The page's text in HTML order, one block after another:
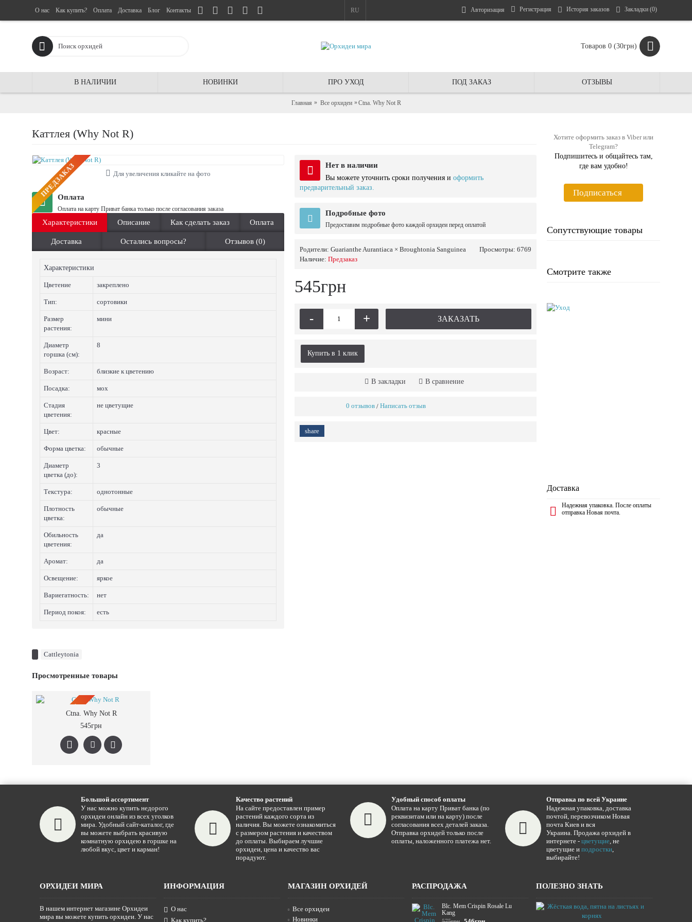
О нас Как купить? Оплата Доставка Блог Контакты RU Авторизация Регистрация История заказов Закладки (0)
Товаров 0 (30грн)
В НАЛИЧИИ НОВИНКИ ПРО УХОД ПОД ЗАКАЗ ОТЗЫВЫ
Главная Все орхидеи Ctna. Why Not R
Хотите оформить заказ в Viber или
Telegram?
Подпишитесь и общайтесь там,
где вам удобно!
Подписаться
Сопутствующие товары
Смотрите также
Доставка
Надежная упаковка. После оплаты
отправка Новая почта.
Каттлея (Why Not R)
ПРЕДЗАКАЗ Для увеличения кликайте на фото
Оплата
Оплата на карту Приват банка только после согласования заказа
Характеристики Описание Как сделать заказ Оплата
Доставка Остались вопросы? Отзывов (0)
Характеристики
Цветение закреплено
Тип: сортовики
Размер
растения:
мини
Диаметр
горшка (см):
8
Возраст: близкие к цветению
Посадка: мох
Стадия
цветения:
не цветущие
Цвет: красные
Форма цветка: обычные
Диаметр
цветка (до):
3
Текстура: однотонные
Плотность
цветка:
обычные
Обильность
цветения:
да
Аромат: да
Освещение: яркое
Вариегатность: нет
Период покоя: есть
Нет в наличии
Вы можете уточнить сроки получения и оформить
предварительный заказ.
Подробные фото
Предоставим подробные фото каждой орхидеи перед оплатой
Просмотры: 6769
Родители: Guarianthe Aurantiaca × Broughtonia Sanguinea
Наличие: Предзаказ
545грн
- + ЗАКАЗАТЬ
Купить в 1 клик
В закладки В сравнение
0 отзывов / Написать отзыв
share
Cattleytonia
Просмотренные товары
ПРЕДЗАКАЗ
Ctna. Why Not R
545грн
Большой ассортимент
У нас можно купить недорого
орхидеи онлайн из всех уголков
мира. Удобный сайт-каталог, где
вы можете выбрать красивую
комнатную орхидею в горшке на
любой вкус, цвет и карман!
Качество растений
На сайте предоставлен пример
растений каждого сорта из
наличия. Вы можете ознакомиться
с размером растения и качеством
до оплаты. Выбираем лучшие
орхидеи, цена и качество вас
порадуют.
Удобный способ оплаты
Оплата на карту Приват банка (по
реквизитам или на карту) после
согласования всех деталей заказа.
Отправка орхидей только после
оплаты, наложенного платежа нет.
Отправка по всей Украине
Надежная упаковка, доставка
почтой, перевозчиком Новая
почта Киев и вся
Украина. Продажа орхидей в
интернете - цветущие, не
цветущие и подростки,
выбирайте!
ОРХИДЕИ МИРА
В нашем интернет магазине Орхидеи
мира вы можете купить орхидеи. У нас
ИНФОРМАЦИЯ
О нас
Как купить?
МАГАЗИН ОРХИДЕЙ
Все орхидеи
Новинки
РАСПРОДАЖА
Blc. Mem Crispin Rosale Lu
Kang
ПОЛЕЗНО ЗНАТЬ